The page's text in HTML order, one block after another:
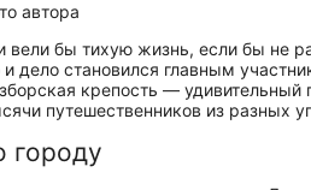
автора
вели бы тихую жизнь, если бы не
и дело становился главным
крепость — удивительный
путешественников из разных
городу